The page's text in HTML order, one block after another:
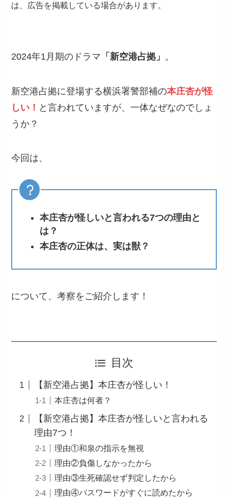
は、広告を掲載している場合があります。
2024年1月期のドラマ 「新空港占拠」 。
新空港占拠に登場する横浜署警部補の本庄杏が怪
しい！ と言われていますが、一体なぜなのでしょ
うか？
今回は、
本庄杏が怪しいと言われる7つの理由と
は？
本庄杏の正体は、実は獣？
について、考察をご紹介します！
目次
【新空港占拠】本庄杏が怪しい！
本庄杏は何者？
【新空港占拠】本庄杏が怪しいと言われる
理由7つ！
理由①和泉の指示を無視
理由②負傷しなかったから
理由③生死確認せず判定したから
理由④パスワードがすぐに読めたから